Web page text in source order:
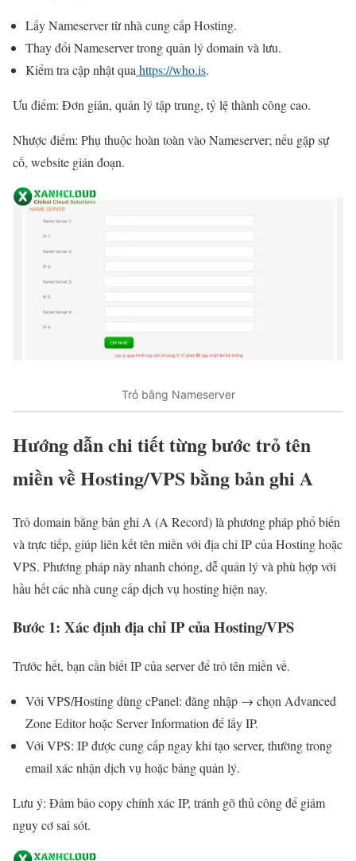
Lấy Nameserver từ nhà cung cấp Hosting.
Thay đổi Nameserver trong quản lý domain và lưu.
Kiểm tra cập nhật qua https://who.is.
Ưu điểm: Đơn giản, quản lý tập trung, tỷ lệ thành công cao.
Nhược điểm: Phụ thuộc hoàn toàn vào Nameserver; nếu gặp sự
cố, website gián đoạn.
Trỏ bằng Nameserver
Hướng dẫn chi tiết từng bước trỏ tên
miền về Hosting/VPS bằng bản ghi A
Trỏ domain bằng bản ghi A (A Record) là phương pháp phổ biến
và trực tiếp, giúp liên kết tên miền với địa chỉ IP của Hosting hoặc
VPS. Phương pháp này nhanh chóng, dễ quản lý và phù hợp với
hầu hết các nhà cung cấp dịch vụ hosting hiện nay.
Bước 1: Xác định địa chỉ IP của Hosting/VPS
Trước hết, bạn cần biết IP của server để trỏ tên miền về.
Với VPS/Hosting dùng cPanel: đăng nhập → chọn Advanced
Zone Editor hoặc Server Information để lấy IP.
Với VPS: IP được cung cấp ngay khi tạo server, thường trong
email xác nhận dịch vụ hoặc bảng quản lý.
Lưu ý: Đảm bảo copy chính xác IP, tránh gõ thủ công để giảm
nguy cơ sai sót.